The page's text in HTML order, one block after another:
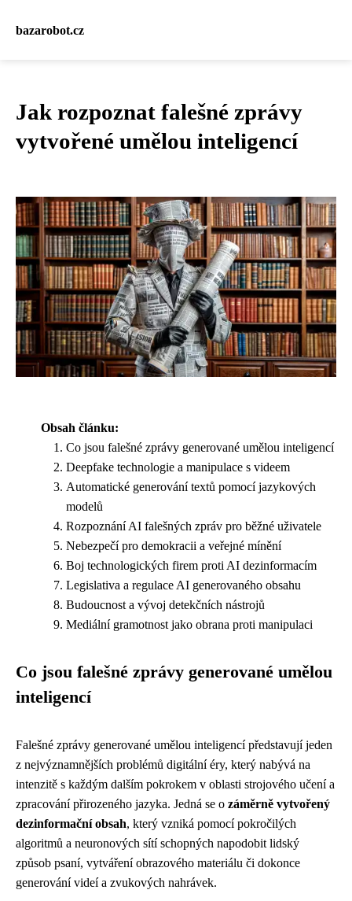
bazarobot.cz
Jak rozpoznat falešné zprávy
vytvořené umělou inteligencí
Obsah článku:
Co jsou falešné zprávy generované umělou inteligencí
Deepfake technologie a manipulace s videem
Automatické generování textů pomocí jazykových
modelů
Rozpoznání AI falešných zpráv pro běžné uživatele
Nebezpečí pro demokracii a veřejné mínění
Boj technologických firem proti AI dezinformacím
Legislativa a regulace AI generovaného obsahu
Budoucnost a vývoj detekčních nástrojů
Mediální gramotnost jako obrana proti manipulaci
Co jsou falešné zprávy generované umělou
inteligencí
Falešné zprávy generované umělou inteligencí představují jeden
z nejvýznamnějších problémů digitální éry, který nabývá na
intenzitě s každým dalším pokrokem v oblasti strojového učení a
zpracování přirozeného jazyka. Jedná se o záměrně vytvořený
dezinformační obsah, který vzniká pomocí pokročilých
algoritmů a neuronových sítí schopných napodobit lidský
způsob psaní, vytváření obrazového materiálu či dokonce
generování videí a zvukových nahrávek.